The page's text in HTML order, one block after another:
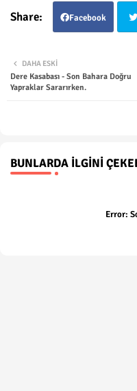
Facebook
ter
DAHA ESKI
Dere Kasabası - Son Bahara Doğru
Yapraklar Sararırken.
BUNLARDA İLGINI
Error: